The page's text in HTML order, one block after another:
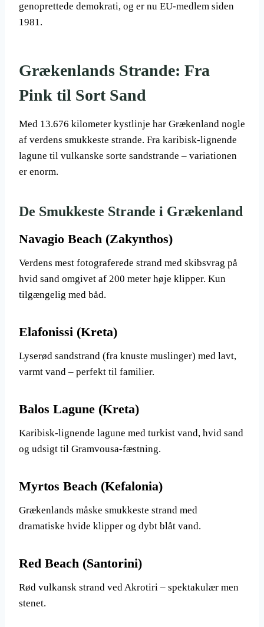
genoprettede demokrati, og er nu EU-medlem siden
1981.
Grækenlands Strande: Fra
Pink til Sort Sand
Med 13.676 kilometer kystlinje har Grækenland nogle
af verdens smukkeste strande. Fra karibisk-lignende
lagune til vulkanske sorte sandstrande – variationen
er enorm.
De Smukkeste Strande i Grækenland
Navagio Beach (Zakynthos)
Verdens mest fotograferede strand med skibsvrag på
hvid sand omgivet af 200 meter høje klipper. Kun
tilgængelig med båd.
Elafonissi (Kreta)
Lyserød sandstrand (fra knuste muslinger) med lavt,
varmt vand – perfekt til familier.
Balos Lagune (Kreta)
Karibisk-lignende lagune med turkist vand, hvid sand
og udsigt til Gramvousa-fæstning.
Myrtos Beach (Kefalonia)
Grækenlands måske smukkeste strand med
dramatiske hvide klipper og dybt blåt vand.
Red Beach (Santorini)
Rød vulkansk strand ved Akrotiri – spektakulær men
stenet.